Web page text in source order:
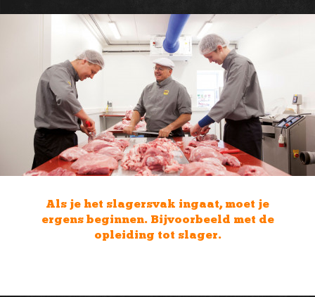
Je kunt workshops volgen om je kennis
over bepaalde onderwerpen te vergroten.